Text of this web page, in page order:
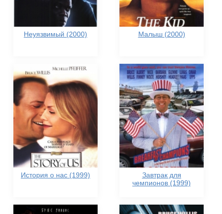
Неуязвимый (2000) Малыш (2000)
История о нас (1999)
Завтрак для
чемпионов (1999)